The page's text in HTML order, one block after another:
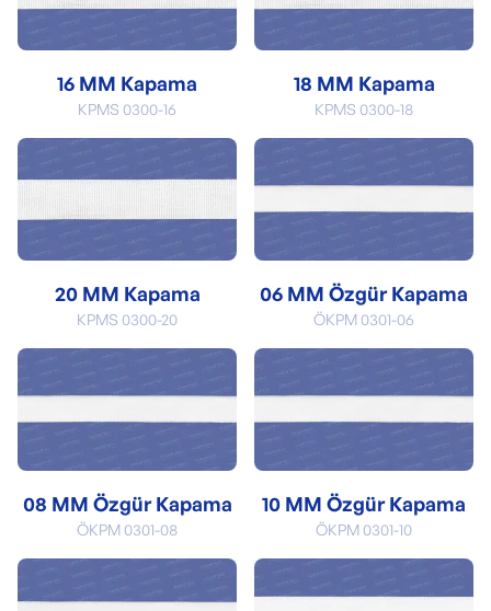
16 MM Kapama
KPMS 0300-16
18 MM Kapama
KPMS 0300-18
20 MM Kapama
KPMS 0300-20
06 MM Özgür Kapama
ÖKPM 0301-06
08 MM Özgür Kapama
ÖKPM 0301-08
10 MM Özgür Kapama
ÖKPM 0301-10